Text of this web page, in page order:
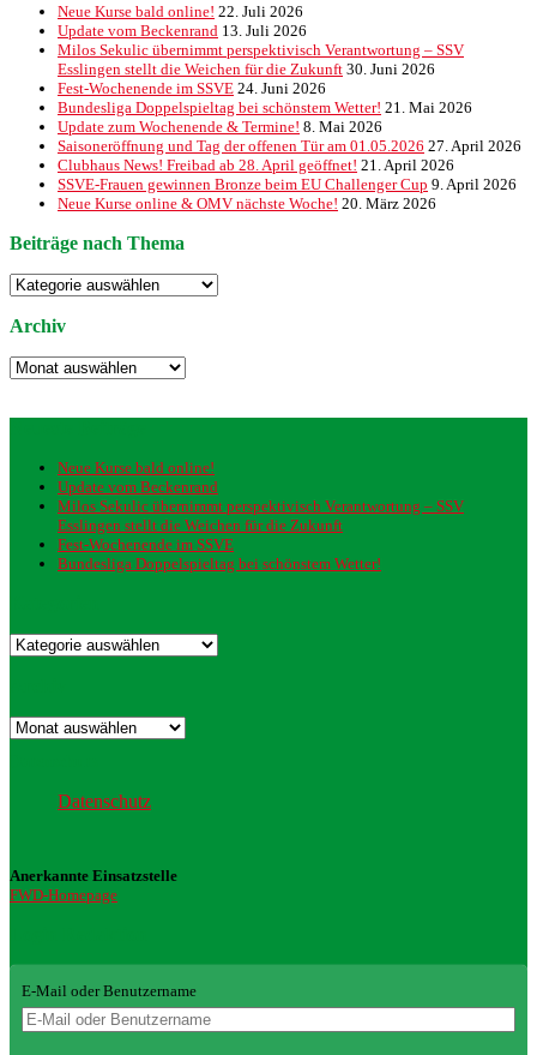
Neue Kurse bald online! 22. Juli 2026
Update vom Beckenrand 13. Juli 2026
Milos Sekulic übernimmt perspektivisch Verantwortung – SSV
Esslingen stellt die Weichen für die Zukunft 30. Juni 2026
Fest-Wochenende im SSVE 24. Juni 2026
Bundesliga Doppelspieltag bei schönstem Wetter! 21. Mai 2026
Update zum Wochenende & Termine! 8. Mai 2026
Saisoneröffnung und Tag der offenen Tür am 01.05.2026 27. April 2026
Clubhaus News! Freibad ab 28. April geöffnet! 21. April 2026
SSVE-Frauen gewinnen Bronze beim EU Challenger Cup 9. April 2026
Neue Kurse online & OMV nächste Woche! 20. März 2026
Beiträge nach Thema
Beiträge
nach
Thema
Archiv
Archiv
Neue Kurse bald online!
Update vom Beckenrand
Milos Sekulic übernimmt perspektivisch Verantwortung – SSV
Esslingen stellt die Weichen für die Zukunft
Fest-Wochenende im SSVE
Bundesliga Doppelspieltag bei schönstem Wetter!
Kategorien
Archiv
Datenschutz
Anerkannte Einsatzstelle
FWD-Homepage
E-Mail oder Benutzername